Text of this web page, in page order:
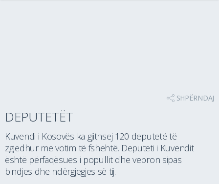
SHPËRNDAJ
DEPUTETËT
Kuvendi i Kosovës ka gjithsej 120 deputetë të
zgjedhur me votim të fshehtë. Deputeti i Kuvendit
është përfaqësues i popullit dhe vepron sipas
bindjes dhe ndërgjegjes së tij.